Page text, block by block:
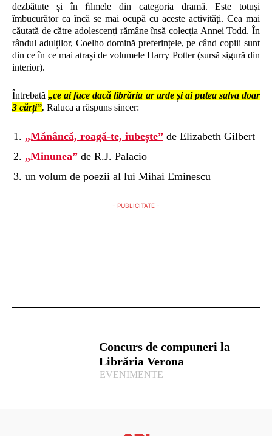
dezbătute și în ﬁlmele din categoria dramă. Este totuși
îmbucurător ca încă se mai ocupă cu aceste activități. Cea mai
căutată de către adolescenți rămâne însă colecția Annei Todd. În
rândul adulților, Coelho domină preferințele, pe când copiii sunt
din ce în ce mai atrași de volumele Harry Potter (sursă sigură din
interior).
Întrebată„ce ai face dacă librăria ar arde și ai putea salva doar
3 cărți”, Raluca a răspuns sincer:
„Mănâncă, roagă-te, iubește” de Elizabeth Gilbert
„Minunea” de R.J. Palacio
un volum de poezii al lui Mihai Eminescu
- PUBLICITATE -
Concurs de compuneri la
Librăria Verona
EVENIMENTE